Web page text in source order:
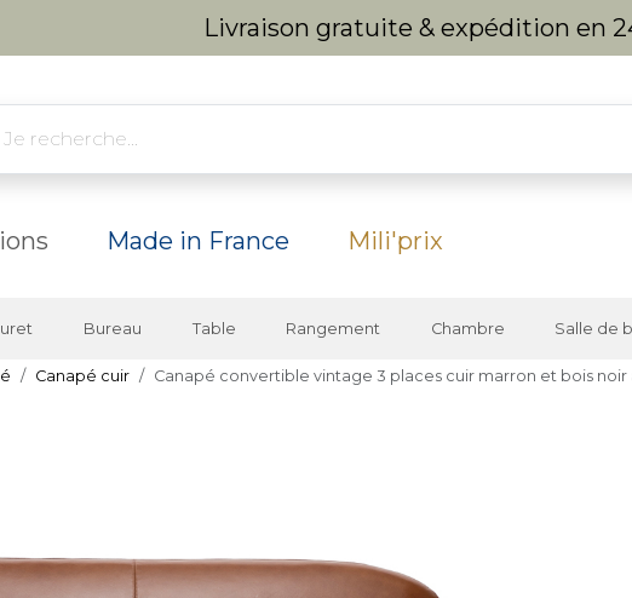
Livraison gratuite & expédition en
Made in France Mili'prix
Bureau Table Rangement Chambre Salle de
Canapé cuir Canapé convertible vintage 3 places cuir marron et bois noir